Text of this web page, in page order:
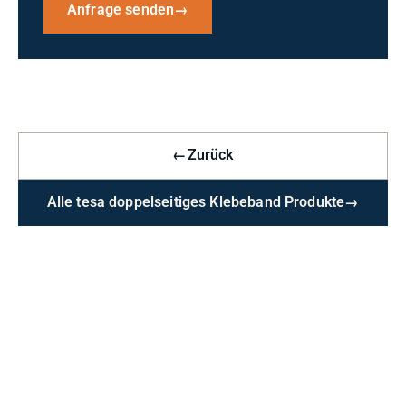
Anfrage senden→
←Zurück
Alle tesa doppelseitiges Klebeband Produkte→